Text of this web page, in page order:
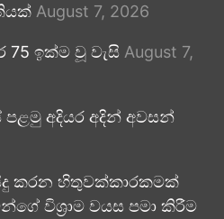
August 7, 2026
75 ඉක්ම වූ වැසි August 7,
අදියර අදින් අවසන්
කරන හිතුවක්කාරකමක්
විශ්‍රාම වයස පමා කිරීම